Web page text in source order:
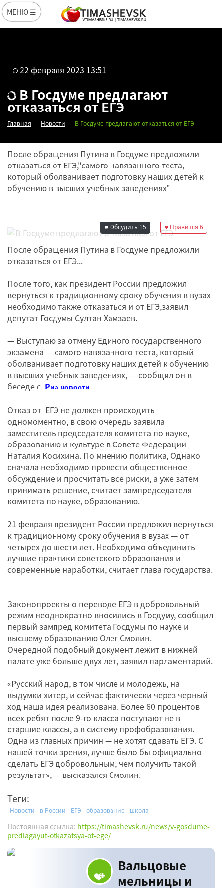
МЕНЮ ☰
22 февраля 2023 13:51
В Госдуме предлагают
отказаться от ЕГЭ
Главная Новости В Госдуме предлагают отказаться от ЕГЭ
После обращения Путина в Госдуме предложили
отказаться от ЕГЭ,"самого навязанного теста,
который оболванивает подготовку наших детей к
обучению в высших учебных заведениях"
Нравится 6
Обсудить 15
После обращения Путина в Госдуме предложили
отказаться от ЕГЭ...
После того, как президент России предложил
вернуться к традиционному сроку обучения в вузах
необходимо также отказаться и от ЕГЭ,заявил
депутат Госдумы Султан Хамзаев.
— Выступаю за отмену Единого государственного
экзамена — самого навязанного теста, который
оболванивает подготовку наших детей к обучению
в высших учебных заведениях, — сообщил он в
беседе с Риа новости
Отказ от ЕГЭ не должен происходить
одномоментно, в свою очередь заявила
заместитель председателя комитета по науке,
образованию и культуре в Совете Федерации
Наталия Косихина. По мнению политика, Однако
сначала необходимо провести общественное
обсуждение и просчитать все риски, а уже затем
принимать решение, считает зампредседателя
комитета по науке, образованию.
21 февраля президент России предложил вернуться
к традиционному сроку обучения в вузах — от
четырех до шести лет. Необходимо объединить
лучшие практики советского образования и
современные наработки, считает глава государства.
Законопроекты о переводе ЕГЭ в добровольный
режим неоднократно вносились в Госдуму, сообщил
первый зампред комитета Госдумы по науке и
высшему образованию Олег Смолин.
Очередной подобный документ лежит в нижней
палате уже больше двух лет, заявил парламентарий.
«Русский народ, в том числе и молодежь, на
выдумки хитер, и сейчас фактически через черный
ход наша идея реализована. Более 60 процентов
всех ребят после 9-го класса поступают не в
старшие классы, а в систему профобразования.
Одна из главных причин — не хотят сдавать ЕГЭ. С
нашей точки зрения, лучше было бы официально
сделать ЕГЭ добровольным, чем получить такой
результат», — высказался Смолин.
Теги:
Новости в России ЕГЭ образование школа
Постоянная ссылка: https://timashevsk.ru/news/v-gosdume-
predlagayut-otkazatsya-ot-ege/
Вальцовые
мельницы и